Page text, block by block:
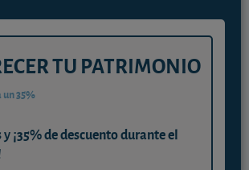
TU PATRIMONIO
35%
¡35% de descuento durante el